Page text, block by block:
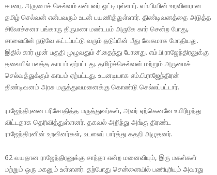
காரை, அருமைச் செல்வம் என்பவர் ஓட்டியுள்ளார். எம்.பி.யின் உறவினரான
தமிழ் செல்வன் என்பவரும் உடன் பயணித்துள்ளார். திண்டிவனத்தை அடுத்த
சிலோச்சனா பங்காரு திருமண மண்டபம் அருகே கார் சென்ற போது,
சாலையின் நடுவே கட்டப்பட்டு வரும் தடுப்பின் மீது வேகமாக மோதியது.
இதில் கார் முன் பகுதி முழுவதும் சிதைந்து போனது. எம்.பி.ராஜேந்திரனுக்கு
தலையில் பலத்த காயம் ஏற்பட்டது. தமிழ்ச்செல்வன் மற்றும் அருமைச்
செல்வத்துக்கும் காயம் ஏற்பட்டது. உடனடியாக எம்.பி.ராஜேந்திரன்
திண்டிவனம் அரசு மருத்துவமனைக்கு கொண்டு செல்லப்பட்டார்.
ராஜேந்திரனை பரிசோதித்த மருத்துவர்கள், அவர் ஏற்கெனவே உயிரிழந்து
விட்டதாக தெரிவித்துள்ளனர். தகவல் அறிந்து அங்கு திரண்ட
ராஜேந்திரனின் உறவினர்கள், உடலைப் பார்த்து கதறி அழுதனர்.
62 வயதான ராஜேந்திரனுக்கு சாந்தா என்ற மனைவியும், இரு மகள்கள்
மற்றும் ஒரு மகனும் உள்ளனர். தற்போது சென்னையில் பணிபுரியும் அவரது